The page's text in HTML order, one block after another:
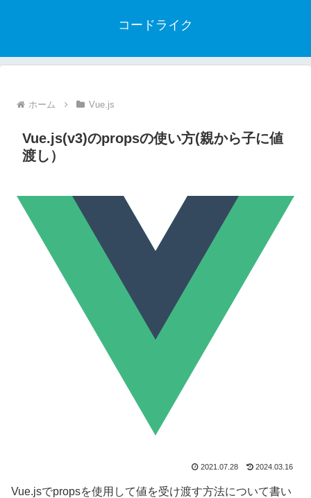
コードライク
ホーム Vue.js
Vue.js(v3)のpropsの使い方(親から子に値
渡し）
2021.07.28 2024.03.16
Vue.jsでpropsを使用して値を受け渡す方法について書い